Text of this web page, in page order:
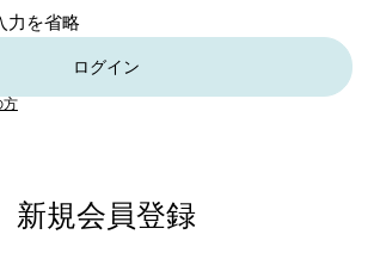
力を省略
ログイン
方
新規会員登録